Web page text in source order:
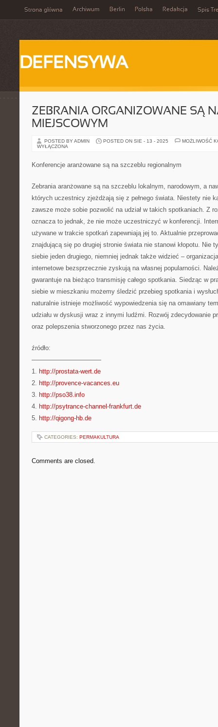
Strona główna Archiwum Berlin Polska Redakcja Spis
DEFENSYWA
ZEBRANIA ORGANIZOWANE SĄ
MIEJSCOWYM
POSTED BY ADMIN POSTED ON SIE - 13 - 2025
MOŻLIWOŚĆ
WYŁĄCZONA
Konferencje aranżowane są na szczeblu regionalnym
Zebrania aranżowane są na szczeblu lokalnym, narodowym, a
których uczestnicy zjeżdżają się z pełnego świata. Niestety nie
zawsze może sobie pozwolić na udział w takich spotkaniach. Z
oznacza to jednak, że nie może uczestniczyć w konferencji.
używane w trakcie spotkań zapewniają jej to. Aktualnie
znajdującą się po drugiej stronie świata nie stanowi kłopotu. Nie
siebie jeden drugiego, niemniej jednak także widzieć –
internetowe bezsprzecznie zyskują na własnej popularności.
gwarantuje na bieżąco transmisję całego spotkania. Siedząc w
siebie w mieszkaniu możemy śledzić przebieg spotkania i
naturalnie istnieje możliwość wypowiedzenia się na omawiany
udziału w dyskusji wraz z innymi ludźmi. Rozwój zdecydowanie
oraz polepszenia stworzonego przez nas życia.
źródło:
———————————
1. http://prostata-wert.de
2. http://provence-vacances.eu
3. http://pso38.info
4. http://psytrance-channel-frankfurt.de
5. http://qigong-hb.de
CATEGORIES: PERMAKULTURA
Comments are closed.